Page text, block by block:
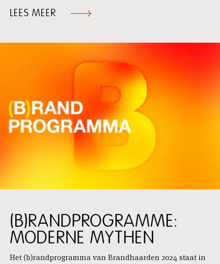
LEES MEER
(B)RANDPROGRAMME:
MODERNE MYTHEN
Het (b)randprogramma van Brandhaarden 2024 staat in